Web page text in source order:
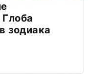
зодиака